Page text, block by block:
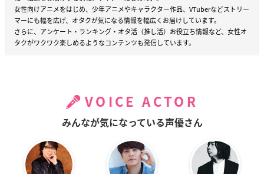
特典
チケットぴあにて「ご予約特典＆お食
事券付き予約チケット」をご購入の方
に「ステッカー」をプレゼント。ご利
用人数にかかわらず、ご予約席数分の
枚数をお渡しします。
女性向けアニメをはじめ、少年アニメやキャラクター作品、VTuberなどストリー
マーにも幅を広げ、オタクが気になる情報を幅広くお届けしています。
さらに、アンケート・ランキング・オタ活（推し活）お役立ち情報など、女性オ
タクがワクワク楽しめるようなコンテンツも発信しています。
VOICE ACTOR
みんなが気になっている声優さん